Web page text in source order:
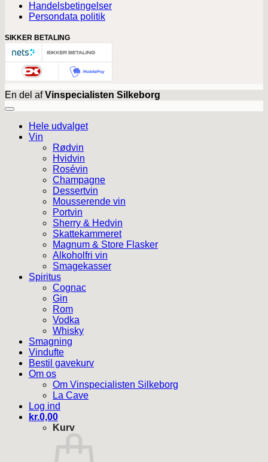
Handelsbetingelser
Persondata politik
SIKKER BETALING
En del afVinspecialisten Silkeborg
Hele udvalget
Vin
Rødvin
Hvidvin
Rosévin
Champagne
Dessertvin
Mousserende vin
Portvin
Sherry & Hedvin
Skattekammeret
Magnum & Store Flasker
Alkoholfri vin
Smagekasser
Spiritus
Cognac
Gin
Rom
Vodka
Whisky
Smagning
Vindufte
Bestil gavekurv
Om os
Om Vinspecialisten Silkeborg
La Cave
Log ind
kr.0,00
Kurv